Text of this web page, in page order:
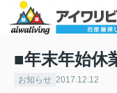
■年末年始休
お知らせ 2017.12.12